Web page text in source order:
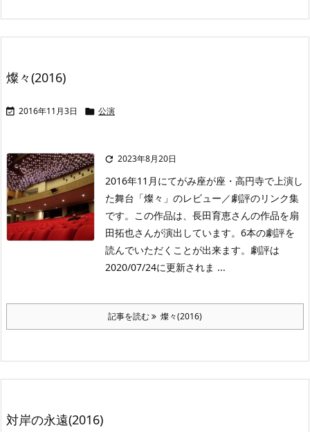
燦々(2016)
 2016年11月3日  公演
 2023年8月20日
2016年11月にてがみ座が座・高円寺で上演し
た舞台「燦々」のレビュー／劇評のリンク集
です。この作品は、長田育恵さんの作品を扇
田拓也さんが演出しています。6本の劇評を
読んでいただくことが出来ます。劇評は
2020/07/24に更新されま ...
記事を読む 燦々(2016)
対岸の永遠(2016)